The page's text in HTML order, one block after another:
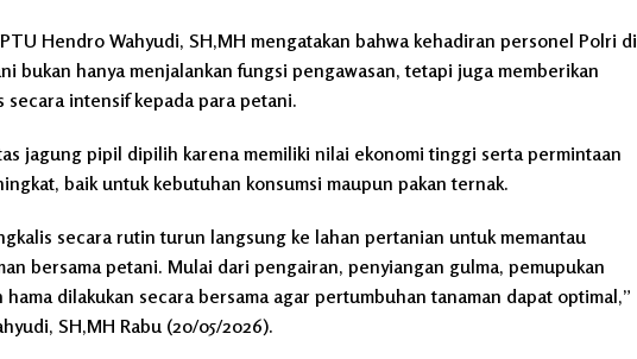
Hendro Wahyudi, SH,MH mengatakan bahwa kehadiran personel Polri di
bukan hanya menjalankan fungsi pengawasan, tetapi juga memberikan
secara intensif kepada para petani.
jagung pipil dipilih karena memiliki nilai ekonomi tinggi serta permintaan
baik untuk kebutuhan konsumsi maupun pakan ternak.
secara rutin turun langsung ke lahan pertanian untuk memantau
bersama petani. Mulai dari pengairan, penyiangan gulma, pemupukan
dilakukan secara bersama agar pertumbuhan tanaman dapat optimal,”
SH,MH Rabu (20/05/2026).